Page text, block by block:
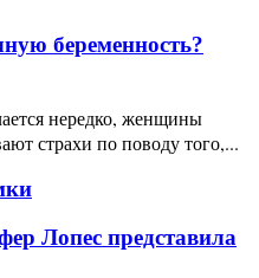
беременность?
нередко, женщины
страхи по поводу того,...
Лопес представила